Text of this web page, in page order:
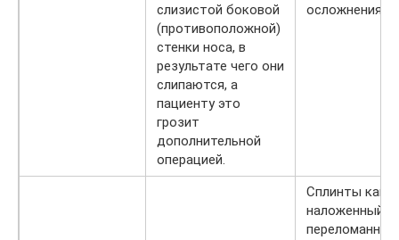
слизистой боковой
(противоположной)
стенки носа, в
результате чего они
слипаются, а
пациенту это
грозит
дополнительной
операцией.
осложнения.
Сплинты как
наложенный
переломанную